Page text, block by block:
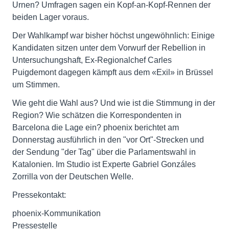
Urnen? Umfragen sagen ein Kopf-an-Kopf-Rennen der
beiden Lager voraus.
Der Wahlkampf war bisher höchst ungewöhnlich: Einige
Kandidaten sitzen unter dem Vorwurf der Rebellion in
Untersuchungshaft, Ex-Regionalchef Carles
Puigdemont dagegen kämpft aus dem «Exil» in Brüssel
um Stimmen.
Wie geht die Wahl aus? Und wie ist die Stimmung in der
Region? Wie schätzen die Korrespondenten in
Barcelona die Lage ein? phoenix berichtet am
Donnerstag ausführlich in den "vor Ort"-Strecken und
der Sendung "der Tag" über die Parlamentswahl in
Katalonien. Im Studio ist Experte Gabriel Gonzáles
Zorrilla von der Deutschen Welle.
Pressekontakt:
phoenix-Kommunikation
Pressestelle